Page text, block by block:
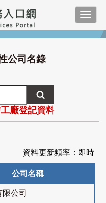
公司名錄
工廠登記資料
資料更新頻率：即時
公司名稱
公司